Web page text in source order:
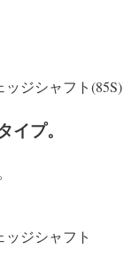
ジシャフト(85S)
プ。
ジシャフト